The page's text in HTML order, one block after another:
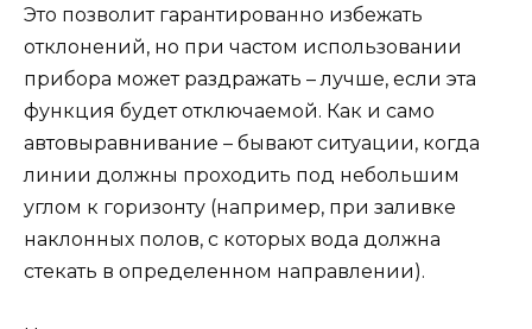
Это позволит гарантированно избежать
отклонений, но при частом использовании
прибора может раздражать – лучше, если эта
функция будет отключаемой. Как и само
автовыравнивание – бывают ситуации, когда
линии должны проходить под небольшим
углом к горизонту (например, при заливке
наклонных полов, с которых вода должна
стекать в определенном направлении).